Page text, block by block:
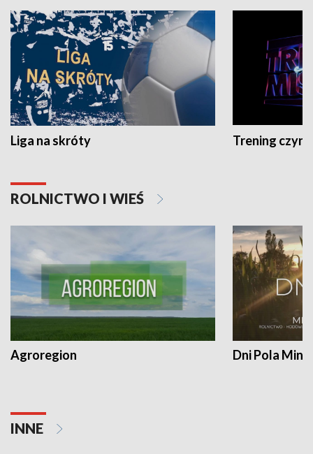
Liga na skróty Trening czyni
ROLNICTWO I WIEŚ
Agroregion Dni Pola
INNE